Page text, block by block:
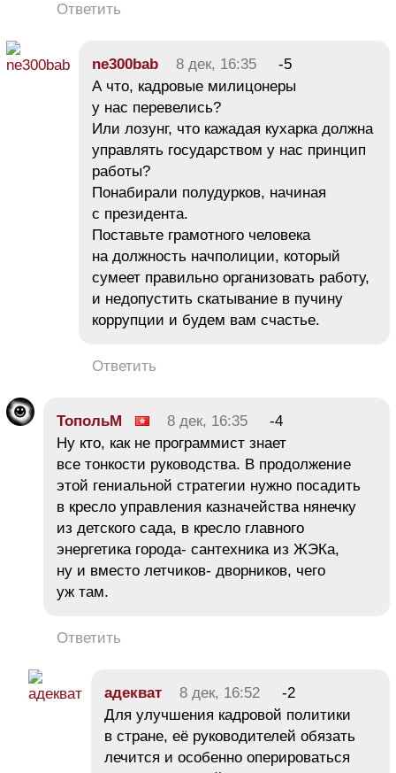
Ответить
ne300bab 8 дек, 16:35
-5
А что, кадровые милицонеры
у нас перевелись?
Или лозунг, что кажадая кухарка должна
управлять государством у нас принцип
работы?
Понабирали полудурков, начиная
с президента.
Поставьте грамотного человека
на должность начполиции, который
сумеет правильно организовать работу,
и недопустить скатывание в пучину
коррупции и будем вам счастье.
Ответить
ТопольМ 8 дек, 16:35
-4
Ну кто, как не программист знает
все тонкости руководства. В продолжение
этой гениальной стратегии нужно посадить
в кресло управления казначейства нянечку
из детского сада, в кресло главного
энергетика города- сантехника из ЖЭКа,
ну и вместо летчиков- дворников, чего
уж там.
Ответить
адекват 8 дек, 16:52
-2
Для улучшения кадровой политики
в стране, её руководителей обязать
лечится и особенно оперироваться